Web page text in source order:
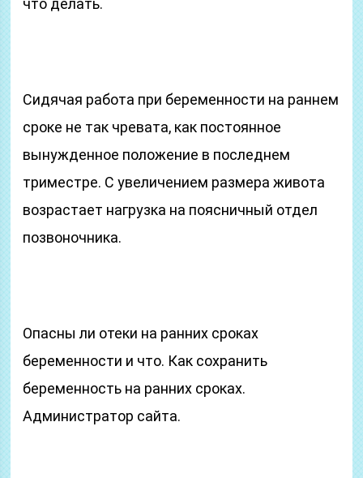
что делать.
Сидячая работа при беременности на раннем
сроке не так чревата, как постоянное
вынужденное положение в последнем
триместре. С увеличением размера живота
возрастает нагрузка на поясничный отдел
позвоночника.
Опасны ли отеки на ранних сроках
беременности и что. Как сохранить
беременность на ранних сроках.
Администратор сайта.